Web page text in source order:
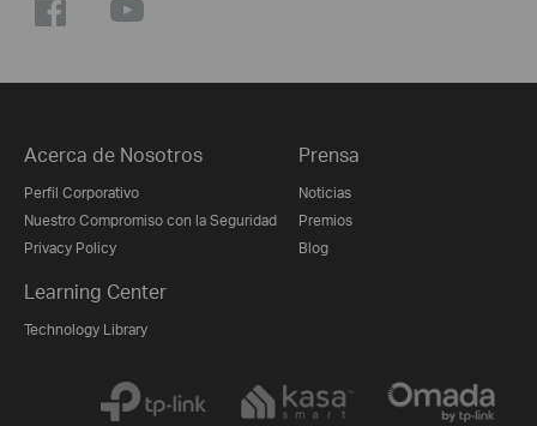
Acerca de Nosotros
Perfil Corporativo
Nuestro Compromiso con la Seguridad
Privacy Policy
Prensa
Noticias
Premios
Blog
Learning Center
Technology Library